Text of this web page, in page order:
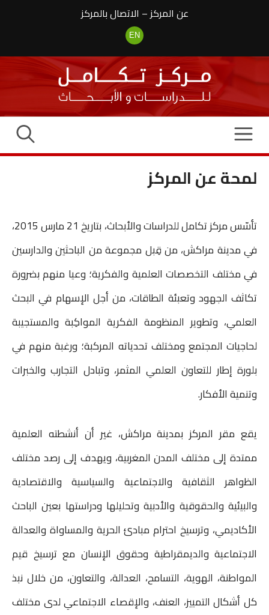
عن المركز– الاتصال بالمركز
EN
لمحة عن المركز
تأسّس مركز تكامل للدراسات والأبحاث، بتاريخ 21 مارس 2015،
في مدينة مراكش، من قِبل مجموعة من الباحثين والدارسين
في مختلف التخصصات العلمية والفكرية؛ وعيا منهم بضرورة
تكاثف الجهود وتعبئة الطاقات، من أجل الإسهام في البحث
العلمي، وتطوير المنظومة الفكرية المواكِبة والمستجيبة
لحاجيات المجتمع ومختلف تحدياته المركبة؛ ورغبة منهم في
بلورة إطار للتعاون العلمي المثمر، وتبادل التجارب والخبرات
وتنمية الأفكار.
يقع مقر المركز بمدينة مراكش، غير أن أنشطته العلمية
ممتدة إلى مختلف المدن المغربية، ويهدف إلى رصد مختلف
الظواهر الثقافية والاجتماعية والسياسية والاقتصادية
والبيئية والحقوقية والأدبية وتحليلها ودراستها بعين الباحث
الأكاديمي، وترسيخ احترام مبادئ الحرية والمساواة والعدالة
الاجتماعية والديمقراطية وحقوق الإنسان مع ترسيخ قيم
المواطنة، الهوية، التسامح، العدالة، والتعاون، من خلال نبذ
كل أشكال التمييز، العنف، والإقصاء الاجتماعي لدى مختلف